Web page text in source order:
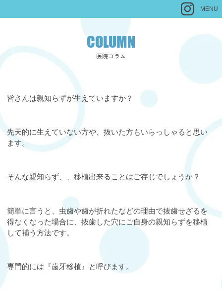
MENU
COLUMN
医院コラム
皆さんは親知らずが生えていますか？
先天的に生えていない方や、抜いた方もいらっしゃると思い
ます。
そんな親知らず、、移植出来ることはご存じでしょうか？
簡単に言うと、虫歯や歯が折れたなどの理由で抜歯せざるを
得なくなった場合に、抜歯した穴にご自身の親知らずを移植
して補う方法です。
専門的には 『歯牙移植』 と呼びます。